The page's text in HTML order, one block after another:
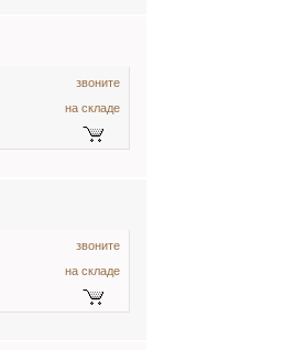
звоните
на складе
звоните
на складе